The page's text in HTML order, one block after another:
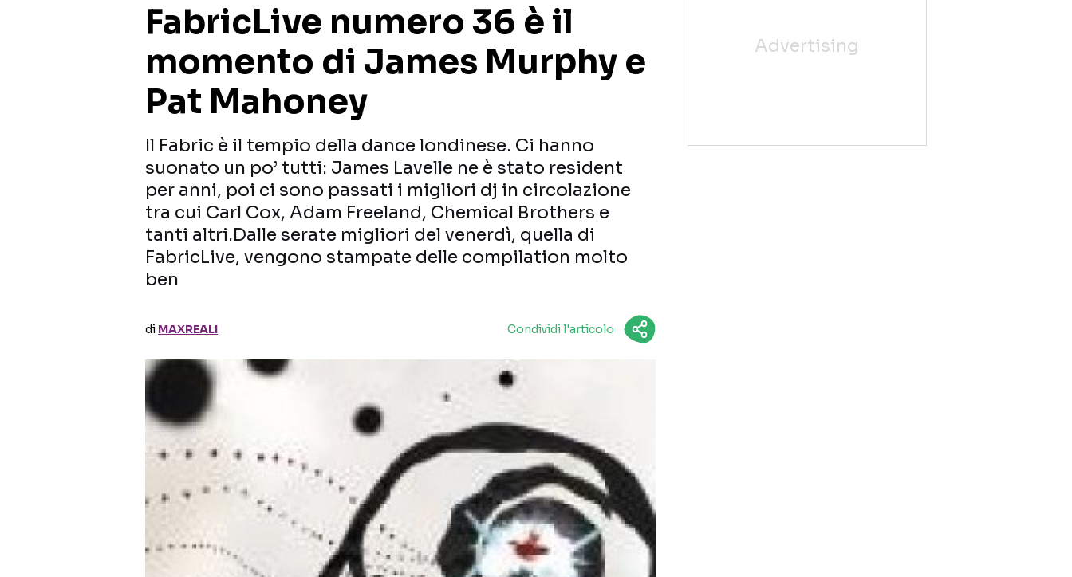
FabricLive numero 36 è il
momento di James Murphy e
Pat Mahoney
Il Fabric è il tempio della dance londinese. Ci hanno
suonato un po’ tutti: James Lavelle ne è stato resident
per anni, poi ci sono passati i migliori dj in circolazione
tra cui Carl Cox, Adam Freeland, Chemical Brothers e
tanti altri.Dalle serate migliori del venerdì, quella di
FabricLive, vengono stampate delle compilation molto
ben
di MAXREALI Condividi l'articolo